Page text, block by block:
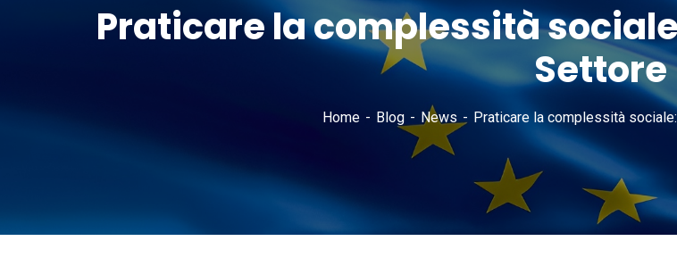
Praticare la complessità
Settore
Home Blog News Praticare la complessità